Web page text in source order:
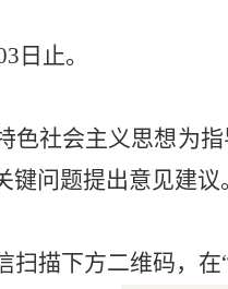
日止。
色社会主义思想为
键问题提出意见建
扫描下方二维码，在